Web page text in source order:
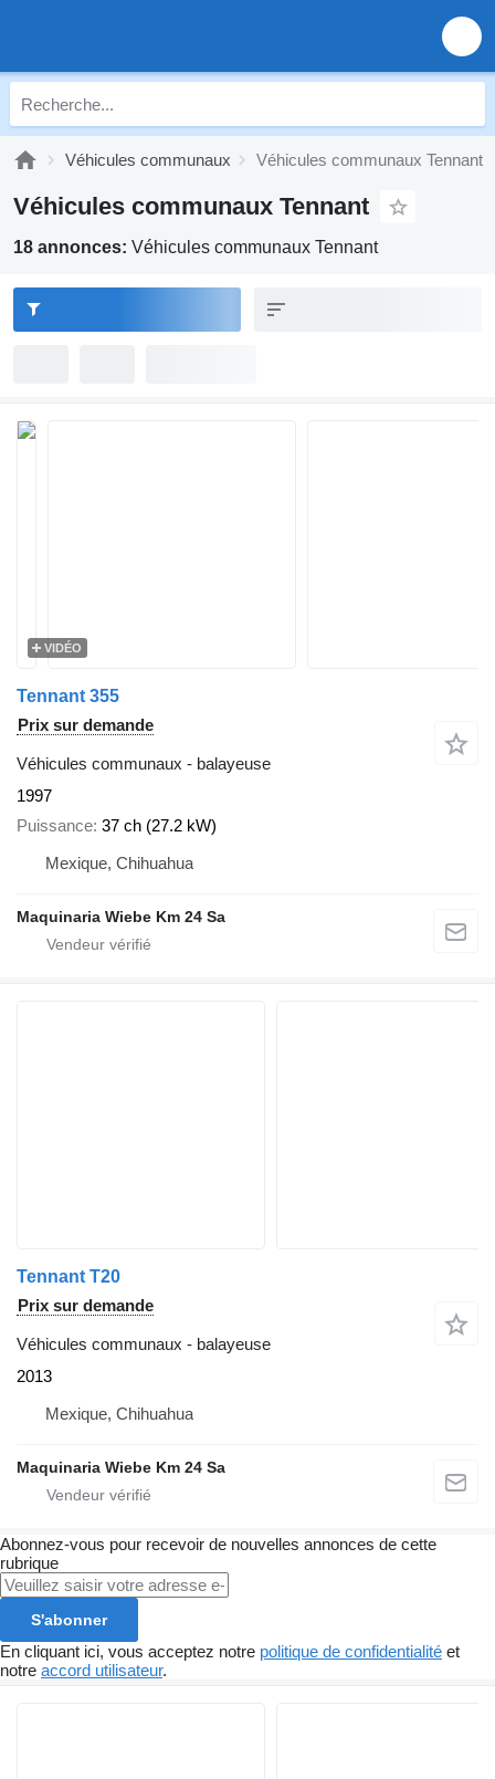
Véhicules communaux Véhicules communaux Tennant
Véhicules communaux Tennant
18 annonces: Véhicules communaux Tennant
VIDÉO
Tennant 355
Prix sur demande
Véhicules communaux - balayeuse
1997
Puissance 37 ch (27.2 kW)
Mexique, Chihuahua
Maquinaria Wiebe Km 24 Sa
Tennant T20
Prix sur demande
Véhicules communaux - balayeuse
2013
Mexique, Chihuahua
Maquinaria Wiebe Km 24 Sa
Abonnez-vous pour recevoir de nouvelles annonces de cette
rubrique
S'abonner
En cliquant ici, vous acceptez notre politique de confidentialité et
notre accord utilisateur.